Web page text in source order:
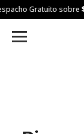
Gratuito sobre$